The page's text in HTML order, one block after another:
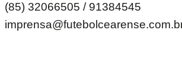
(85) 32066505 / 91384545